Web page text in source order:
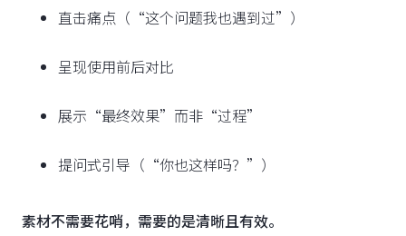
直击痛点（“这个问题我也遇到过”）
呈现使用前后对比
展示“最终效果”而非“过程”
提问式引导（“你也这样吗？”）
素材不需要花哨，需要的是清晰且有效。